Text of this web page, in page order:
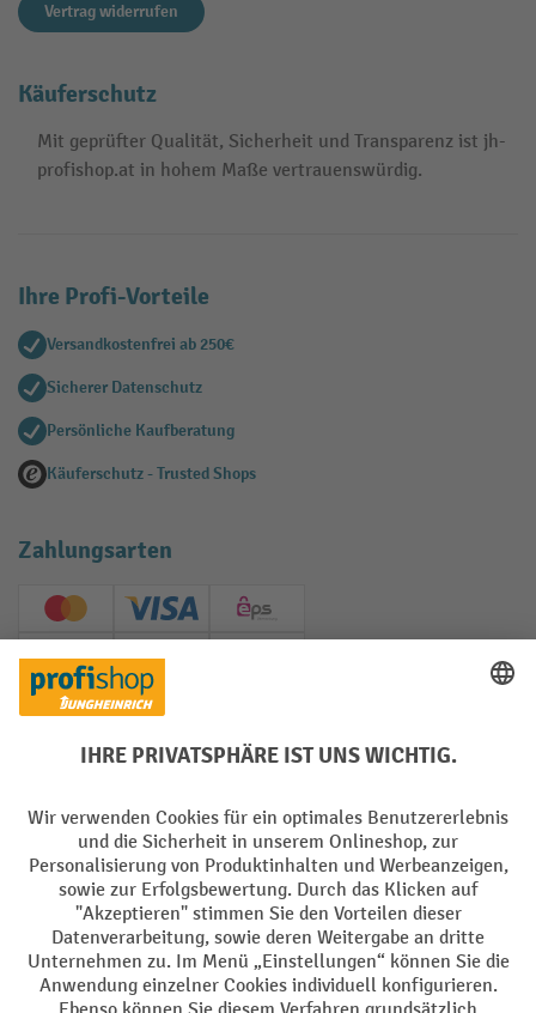
Vertrag widerrufen
Käuferschutz
Mit geprüfter Qualität, Sicherheit und Transparenz ist jh-
profishop.at in hohem Maße vertrauenswürdig.
Ihre Profi-Vorteile
Versandkostenfrei ab 250€
Sicherer Datenschutz
Persönliche Kaufberatung
Käuferschutz - Trusted Shops
Zahlungsarten
Creditcard (Master)Creditcard (Visa)
EPS
PayPal
Soziale Netzwerke
Impressum Datenschutz
Barrierefreiheit Privacy Settings